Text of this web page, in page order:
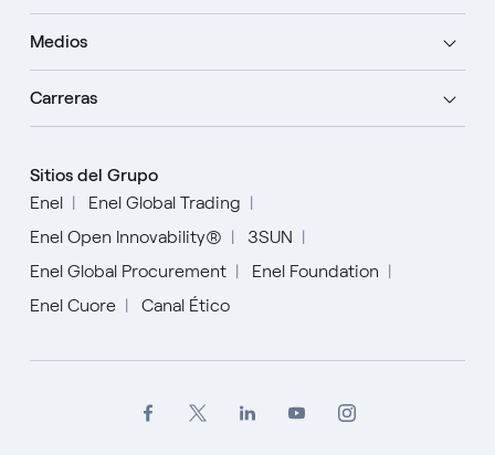
Medios
Carreras
Sitios del Grupo
Enel
Enel Global Trading
Enel Open Innovability®
3SUN
Enel Global Procurement
Enel Foundation
Enel Cuore
Canal Ético